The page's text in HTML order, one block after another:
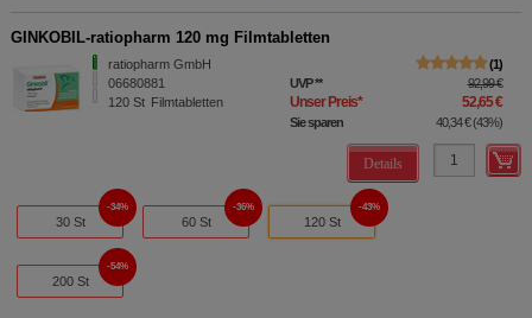
GINKOBIL-ratiopharm 120 mg Filmtabletten
ratiopharm GmbH
06680881
120 St Filmtabletten
1
UVP** 92,99 €
Unser Preis* 52,65 €
Sie sparen 40,34 €(43%)
Details
30 St
34%
60 St
36%
120 St
43%
200 St
54%